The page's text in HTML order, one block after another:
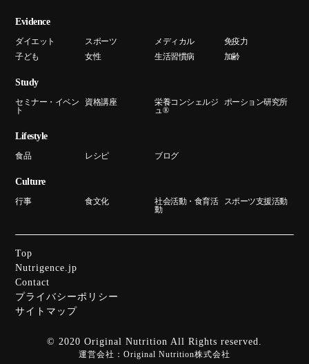
Evidence
ダイエット スポーツ メディカル
免疫力
子ども
女性 生活習慣病 加齢
Study
セミナー・イベン
ト
資格講座
栄養コンシェルジ
ュ®
ポーション研究所
Lifestyle
食品 レシピ ブログ
Culture
行事 食文化
社会活動・食育活
動
スポーツ支援活動
Top
Nutrigence.jp
Contact
プライバシーポリシー
サイトマップ
© 2020 Original Nutrition All Rights reserved.
運営会社： Original Nutrition株式会社